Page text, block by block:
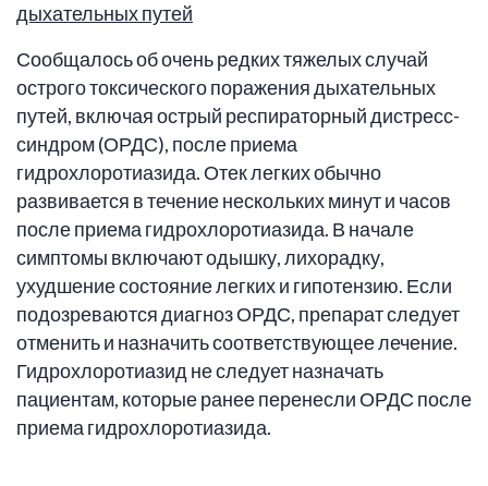
дыхательных путей
Сообщалось об очень редких тяжелых случай
острого токсического поражения дыхательных
путей, включая острый респираторный дистресс-
синдром (ОРДС), после приема
гидрохлоротиазида. Отек легких обычно
развивается в течение нескольких минут и часов
после приема гидрохлоротиазида. В начале
симптомы включают одышку, лихорадку,
ухудшение состояние легких и гипотензию. Если
подозреваются диагноз ОРДС, препарат следует
отменить и назначить соответствующее лечение.
Гидрохлоротиазид не следует назначать
пациентам, которые ранее перенесли ОРДС после
приема гидрохлоротиазида.